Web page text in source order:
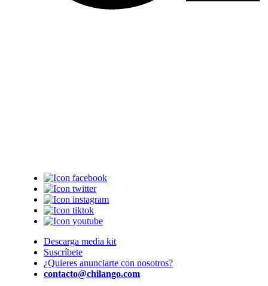
Descarga media kit
Suscríbete
¿Quieres anunciarte con nosotros?
contacto@chilango.com